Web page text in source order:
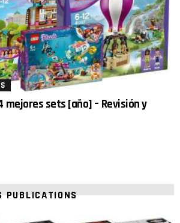
mejores sets [año] – Revisión y
PUBLICATIONS